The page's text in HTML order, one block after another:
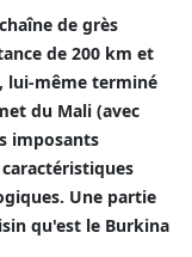
de grès
de 200 km et
lui-même terminé
du Mali (avec
imposants
Une partie
qu'est le Burkina